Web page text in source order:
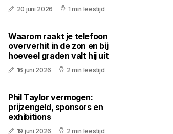
20 juni 2026 1 min leestijd
Waarom raakt je telefoon
oververhit in de zon en bij
hoeveel graden valt hij uit
16 juni 2026 2 min leestijd
Phil Taylor vermogen:
prijzengeld, sponsors en
exhibitions
19 juni 2026 2 min leestijd